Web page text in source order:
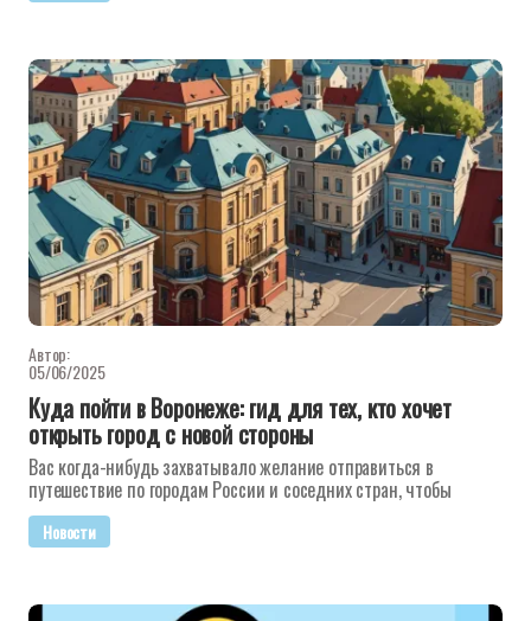
Автор:
05/06/2025
Куда пойти в Воронеже: гид для тех, кто хочет
открыть город с новой стороны
Вас когда-нибудь захватывало желание отправиться в
путешествие по городам России и соседних стран, чтобы
Новости